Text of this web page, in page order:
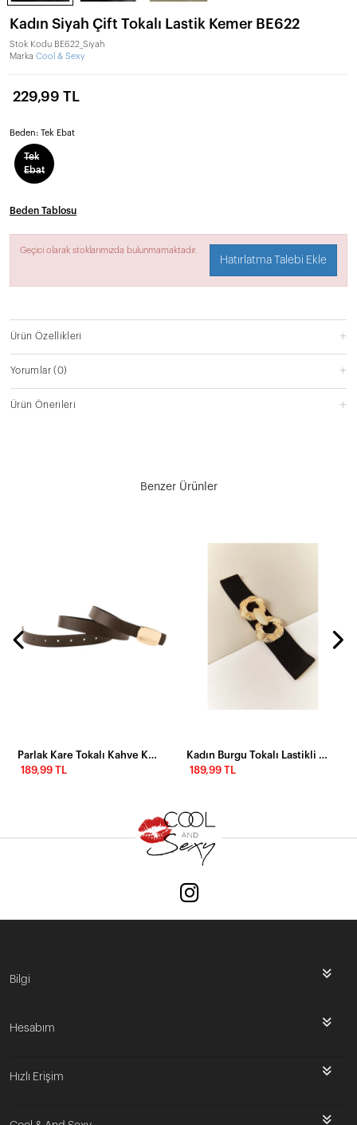
Kadın Siyah Çift Tokalı Lastik Kemer BE622
Stok Kodu BE622_Siyah
Marka Cool & Sexy
229,99 TL
Beden: Tek Ebat
Tek
Ebat
Beden Tablosu
Geçici olarak stoklarımızda bulunmamaktadır.
Hatırlatma Talebi Ekle
Ürün Özellikleri
Yorumlar(0)
Ürün Önerileri
Benzer Ürünler
189,99 TL
189,99 TL
Bilgi
Hesabım
Hızlı Erişim